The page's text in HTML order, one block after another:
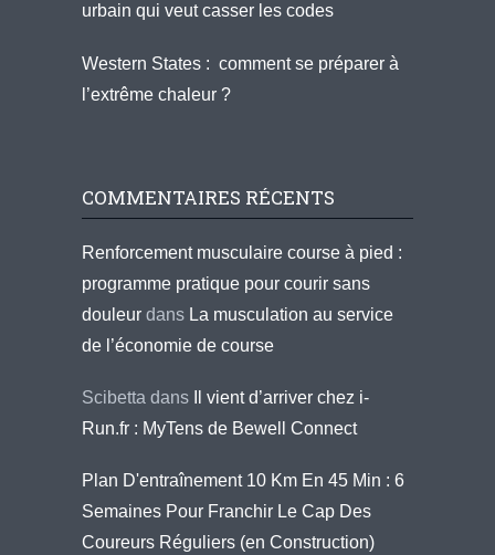
urbain qui veut casser les codes
Western States : comment se préparer à
l’extrême chaleur ?
COMMENTAIRES RÉCENTS
Renforcement musculaire course à pied :
programme pratique pour courir sans
douleur dans La musculation au service
de l’économie de course
Scibetta dans
Il vient d’arriver chez i-
Run.fr : MyTens de Bewell Connect
Plan D'entraînement 10 Km En 45 Min : 6
Semaines Pour Franchir Le Cap Des
Coureurs Réguliers (en Construction)